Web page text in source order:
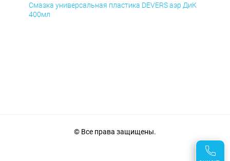
Смазка универсальная пластика DEVERS аэр ДиК
400мл
© Все права защищены.